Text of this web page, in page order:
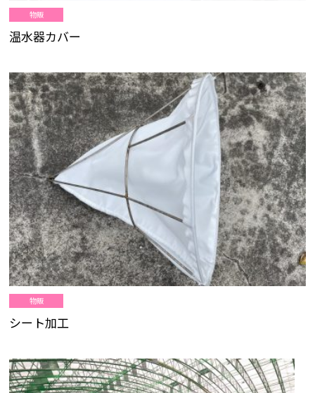
物販
温水器カバー
物販
シート加工